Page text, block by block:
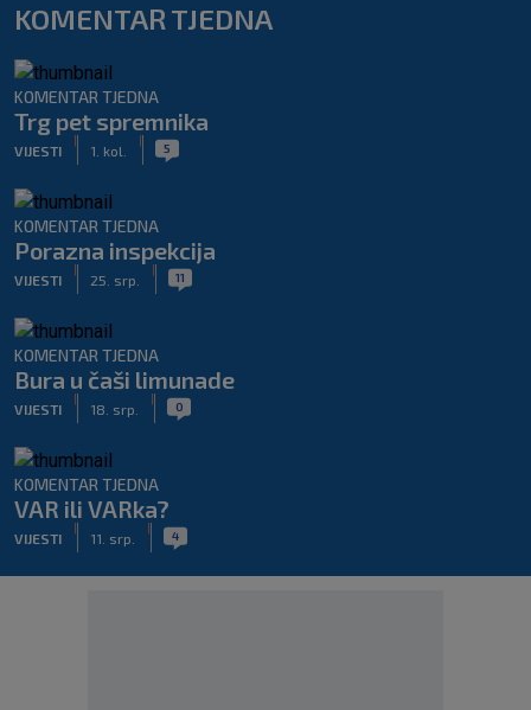
KOMENTAR TJEDNA
KOMENTAR TJEDNA
Trg pet spremnika
VIJESTI 1. kol. 5
KOMENTAR TJEDNA
Porazna inspekcija
VIJESTI 25. srp. 11
KOMENTAR TJEDNA
Bura u čaši limunade
VIJESTI 18. srp. 0
KOMENTAR TJEDNA
VAR ili VARka?
VIJESTI 11. srp. 4